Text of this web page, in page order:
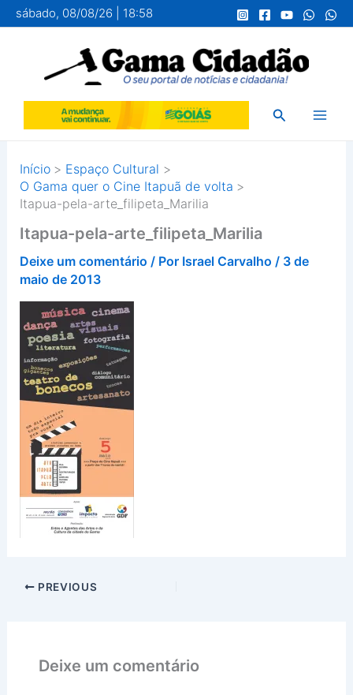
para
conteúdo
sábado, 08/08/26 | 18:58
Pesquisar
Início
Espaço Cultural
O Gama quer o Cine Itapuã de volta
Itapua-pela-arte_filipeta_Marilia
Itapua-pela-arte_filipeta_Marilia
Deixe um comentário / Por Israel Carvalho / 3 de
maio de 2013
PREVIOUS
Deixe um comentário